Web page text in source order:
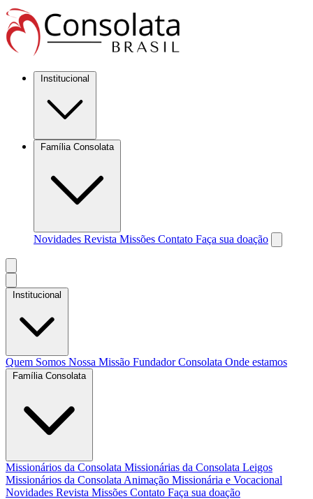
Institucional
Família Consolata
Novidades Revista Missões Contato Faça sua doação
Institucional
Quem Somos Nossa Missão FundadorConsolata Onde estamos
Família Consolata
Missionários da Consolata Missionárias da Consolata Leigos
Missionários da Consolata Animação Missionária e Vocacional
Novidades Revista Missões Contato Faça sua doação